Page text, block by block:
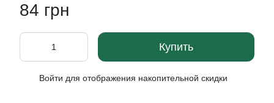
84 грн
Купить
Войти для отображения накопительной скидки